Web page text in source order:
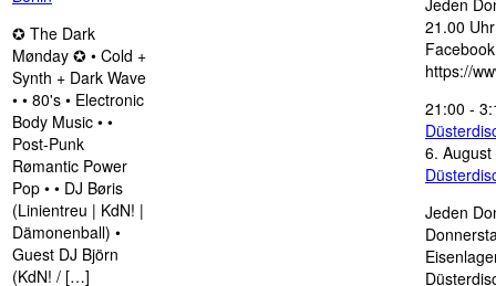
✪ The Dark
Mønday ✪ • Cold +
Synth + Dark Wave
• • 80's • Electronic
Body Music • •
Post-Punk
Rømantic Power
Pop • • DJ Børis
(Linientreu | KdN! |
Dämonenball) •
Guest DJ Björn
(KdN! / […]
Jeden
21.00
https://
21:00 -
6.
Jeden